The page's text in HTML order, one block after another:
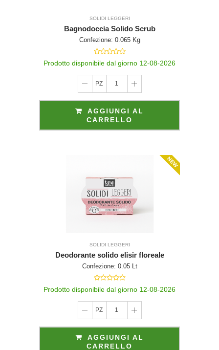
SOLIDI LEGGERI
Bagnodoccia Solido Scrub
Confezione: 0.065 Kg
Prodotto disponibile dal giorno 12-08-2026
PZ 1
AGGIUNGI AL
CARRELLO
NEW
SOLIDI LEGGERI
Deodorante solido elisir floreale
Confezione: 0.05 Lt
Prodotto disponibile dal giorno 12-08-2026
PZ 1
AGGIUNGI AL
CARRELLO